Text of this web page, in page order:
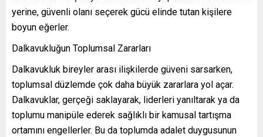
yerine, güvenli olanı seçerek gücü elinde tutan kişilere
boyun eğerler.
Dalkavukluğun Toplumsal Zararları
Dalkavukluk bireyler arası ilişkilerde güveni sarsarken,
toplumsal düzlemde çok daha büyük zararlara yol açar.
Dalkavuklar, gerçeği saklayarak, liderleri yanıltarak ya da
toplumu manipüle ederek sağlıklı bir kamusal tartışma
ortamını engellerler. Bu da toplumda adalet duygusunun